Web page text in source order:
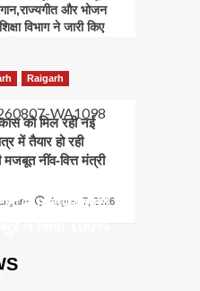
और भोजन
विभाग ने जारी किए
16 जून से ऑनलाइन
और लीव जरूरी
Raigarh
निजी स्कूलों की
सीटों पर 22 जुलाई से
Raigarh
को मिल रही नई
में तैयार हो रही
नींव-वित्त मंत्री
August 7, 2026
में छत्तीसगढ़ की